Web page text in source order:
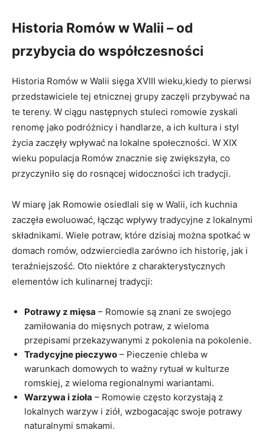
Historia Romów w Walii – od
przybycia do współczesności
Historia Romów w Walii sięga XVIII wieku,kiedy to pierwsi
przedstawiciele tej etnicznej grupy zaczęli przybywać na
te tereny. W ciągu następnych stuleci romowie zyskali
renomę jako podróżnicy i handlarze, a ich kultura i styl
życia zaczęły wpływać na lokalne społeczności. W XIX
wieku populacja Romów znacznie się zwiększyła, co
przyczyniło się do rosnącej widoczności ich tradycji.
W miarę jak Romowie osiedlali się w Walii, ich kuchnia
zaczęła ewoluować, łącząc wpływy tradycyjne z lokalnymi
składnikami. Wiele potraw, które dzisiaj można spotkać w
domach romów, odzwierciedla zarówno ich historię, jak i
teraźniejszość. Oto niektóre z charakterystycznych
elementów ich kulinarnej tradycji:
Potrawy z mięsa – Romowie są znani ze swojego
zamiłowania do mięsnych potraw, z wieloma
przepisami przekazywanymi z pokolenia na pokolenie.
Tradycyjne pieczywo – Pieczenie chleba w
warunkach domowych to ważny rytuał w kulturze
romskiej, z wieloma regionalnymi wariantami.
Warzywa i zioła – Romowie często korzystają z
lokalnych warzyw i ziół, wzbogacając swoje potrawy
naturalnymi smakami.